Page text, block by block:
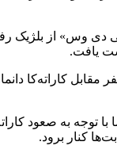
صفر مقابل
به مرحله نیمه‌نهایی بازبماند
کنار برود.